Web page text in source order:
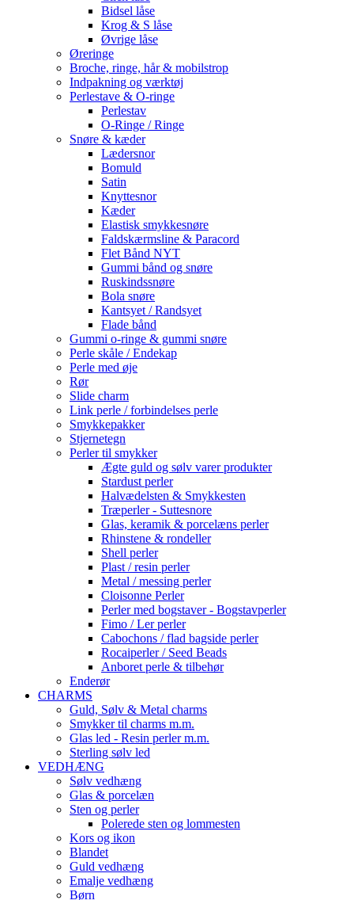
Bidsel låse
Krog & S låse
Øvrige låse
Øreringe
Broche, ringe, hår & mobilstrop
Indpakning og værktøj
Perlestave & O-ringe
Perlestav
O-Ringe / Ringe
Snøre & kæder
Lædersnor
Bomuld
Satin
Knyttesnor
Kæder
Elastisk smykkesnøre
Faldskærmsline & Paracord
Flet Bånd NYT
Gummi bånd og snøre
Ruskindssnøre
Bola snøre
Kantsyet / Randsyet
Flade bånd
Gummi o-ringe & gummi snøre
Perle skåle / Endekap
Perle med øje
Rør
Slide charm
Link perle / forbindelses perle
Smykkepakker
Stjernetegn
Perler til smykker
Ægte guld og sølv varer produkter
Stardust perler
Halvædelsten & Smykkesten
Træperler - Suttesnore
Glas, keramik & porcelæns perler
Rhinstene & rondeller
Shell perler
Plast / resin perler
Metal / messing perler
Cloisonne Perler
Perler med bogstaver - Bogstavperler
Fimo / Ler perler
Cabochons / flad bagside perler
Rocaiperler / Seed Beads
Anboret perle & tilbehør
Enderør
CHARMS
Guld, Sølv & Metal charms
Smykker til charms m.m.
Glas led - Resin perler m.m.
Sterling sølv led
VEDHÆNG
Sølv vedhæng
Glas & porcelæn
Sten og perler
Polerede sten og lommesten
Kors og ikon
Blandet
Guld vedhæng
Emalje vedhæng
Børn